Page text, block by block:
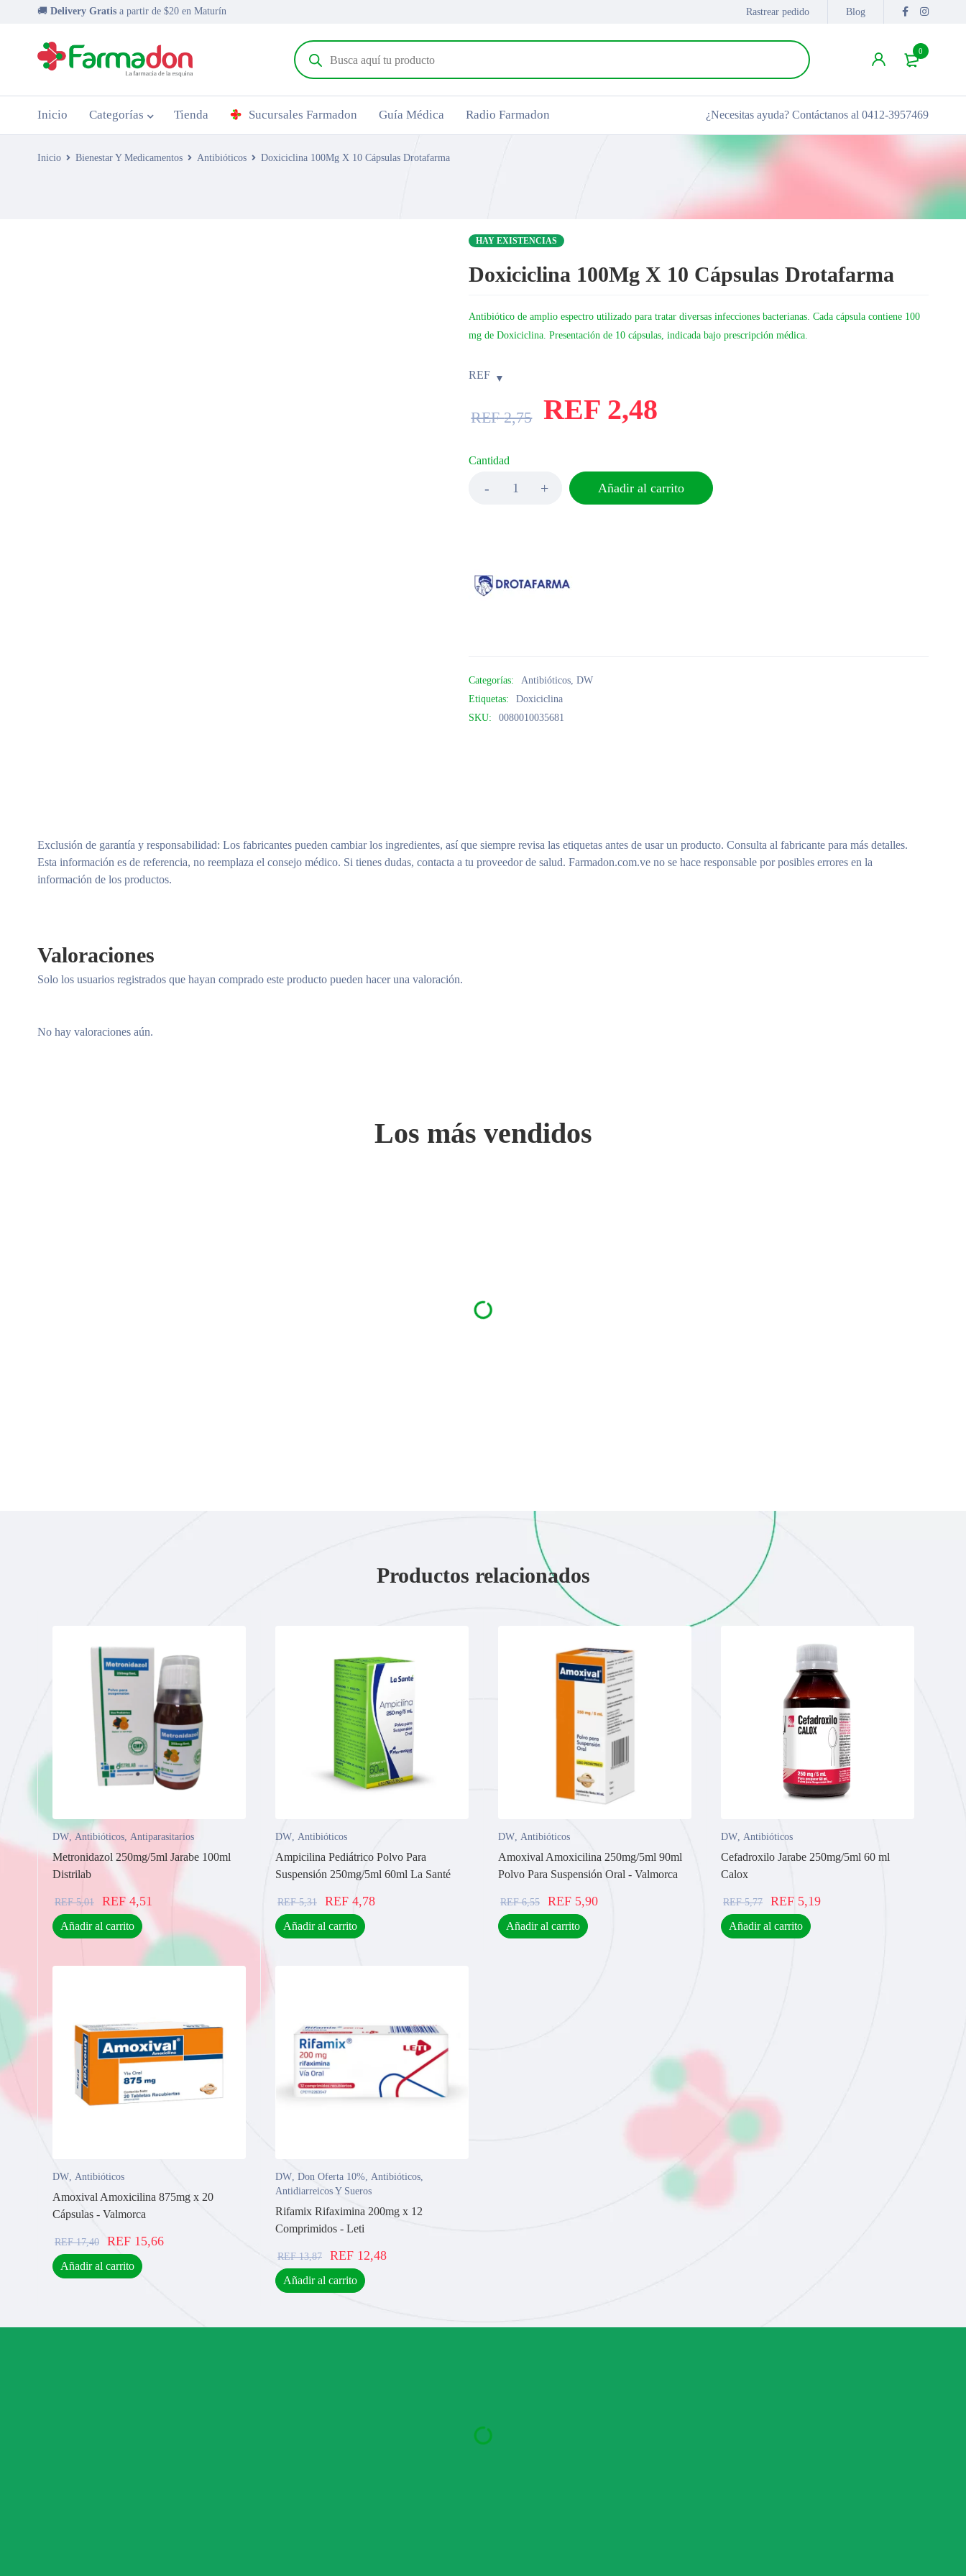
🚚 Delivery Gratis a partir de $20 en Maturín Rastrear pedido Blog
0
Inicio Categorías Tienda Sucursales Farmadon Guía Médica Radio Farmadon ¿Necesitas ayuda? Contáctanos al 0412-3957469
Inicio Bienestar Y Medicamentos Antibióticos Doxiciclina 100Mg X 10 Cápsulas Drotafarma
HAY EXISTENCIAS
Doxiciclina 100Mg X 10 Cápsulas Drotafarma
Antibiótico de amplio espectro utilizado para tratar diversas infecciones bacterianas. Cada cápsula contiene 100
mg de Doxiciclina. Presentación de 10 cápsulas, indicada bajo prescripción médica.
REF
REF2,75 REF 2,48
Cantidad
Añadir al carrito
Categorías: Antibióticos,DW
Etiquetas:
Doxiciclina
SKU:
0080010035681
Exclusión de garantía y responsabilidad: Los fabricantes pueden cambiar los ingredientes, así que siempre revisa las etiquetas antes de usar un producto. Consulta al fabricante para más detalles.
Esta información es de referencia, no reemplaza el consejo médico. Si tienes dudas, contacta a tu proveedor de salud. Farmadon.com.ve no se hace responsable por posibles errores en la
información de los productos.
Valoraciones
No hay valoraciones aún.
Solo los usuarios registrados que hayan comprado este producto pueden hacer una valoración.
Los más vendidos
Productos relacionados
DW, Antibióticos, Antiparasitarios
Metronidazol 250mg/5ml Jarabe 100ml
Distrilab
REF5,01 REF 4,51
Añadir al carrito
DW, Antibióticos
Ampicilina Pediátrico Polvo Para
Suspensión 250mg/5ml 60ml La Santé
REF5,31 REF 4,78
Añadir al carrito
DW, Antibióticos
Amoxival Amoxicilina 250mg/5ml 90ml
Polvo Para Suspensión Oral - Valmorca
REF6,55 REF 5,90
Añadir al carrito
DW, Antibióticos
Cefadroxilo Jarabe 250mg/5ml 60 ml
Calox
REF5,77 REF 5,19
Añadir al carrito
DW, Antibióticos
Amoxival Amoxicilina 875mg x 20
Cápsulas - Valmorca
REF17,40 REF 15,66
Añadir al carrito
DW, Don Oferta 10%, Antibióticos,
Antidiarreicos Y Sueros
Rifamix Rifaximina 200mg x 12
Comprimidos - Leti
REF13,87 REF 12,48
Añadir al carrito